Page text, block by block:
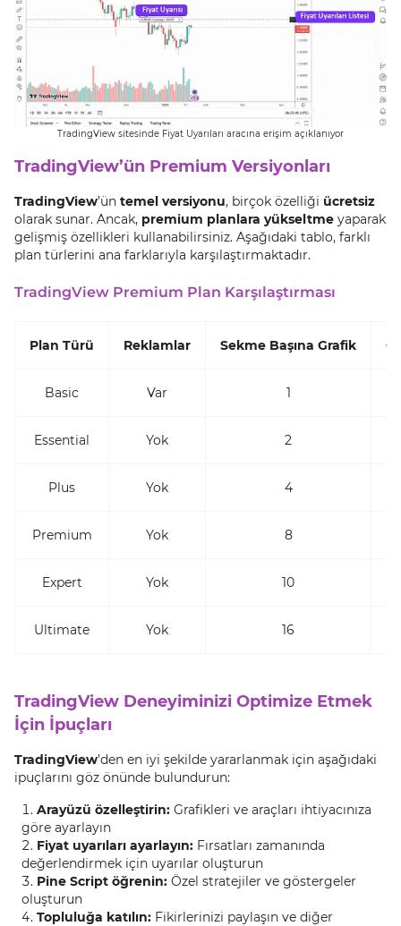
TradingView sitesinde Fiyat Uyarıları aracına erişim açıklanıyor
TradingView’ün Premium Versiyonları
TradingView’ün temel versiyonu, birçok özelliği ücretsiz
olarak sunar. Ancak, premium planlara yükseltme yaparak
gelişmiş özellikleri kullanabilirsiniz. Aşağıdaki tablo, farklı
plan türlerini ana farklarıyla karşılaştırmaktadır.
TradingView Premium Plan Karşılaştırması
Plan Türü Reklamlar Sekme Başına Grafik
Basic Var 1
Essential Yok 2
Plus Yok 4
Premium Yok 8
Expert Yok 10
Ultimate Yok 16
TradingView Deneyiminizi Optimize Etmek
İçin İpuçları
TradingView’den en iyi şekilde yararlanmak için aşağıdaki
ipuçlarını göz önünde bulundurun:
Arayüzü özelleştirin: Grafikleri ve araçları ihtiyacınıza
göre ayarlayın
Fiyat uyarıları ayarlayın: Fırsatları zamanında
değerlendirmek için uyarılar oluşturun
Pine Script öğrenin: Özel stratejiler ve göstergeler
oluşturun
Topluluğa katılın: Fikirlerinizi paylaşın ve diğer